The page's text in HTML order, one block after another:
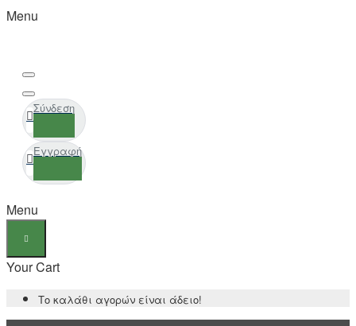
Menu
Σύνδεση
Εγγραφή
Menu
Your Cart
Το καλάθι αγορών είναι άδειο!